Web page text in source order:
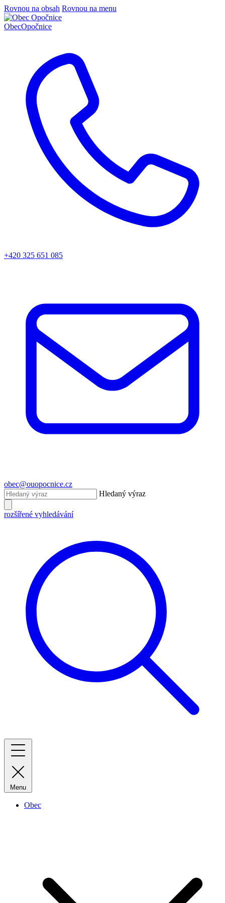
Rovnou na obsah Rovnou na menu
ObecOpočnice
+420 325 651 085
obec@ouopocnice.cz
Hledaný výraz
rozšířené vyhledávání
Menu
Obec